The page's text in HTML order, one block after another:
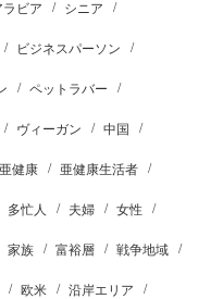
ビア シニア
ビジネスパーソン
ペットラバー
ヴィーガン 中国
亜健康 亜健康生活者
多忙人 夫婦 女性
家族 富裕層 戦争地域
欧米 沿岸エリア